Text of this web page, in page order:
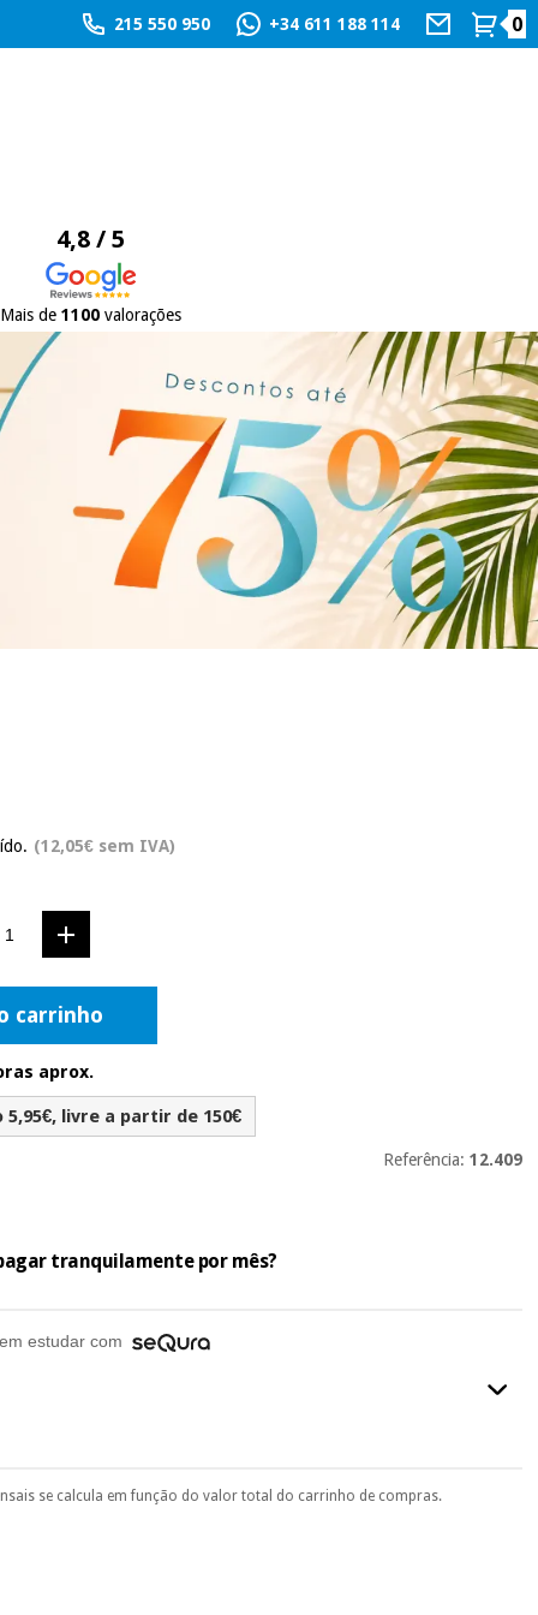
215 550 950 +34 611 188 114 0
4,8 / 5
Mais de 1100valorações
(12,05€ sem IVA)
carrinho
aprox.
5,95€, livre a partir de 150€
Referência: 12.409
tranquilamente por mês?
estudar com
do processo de compra, ao escolher o método de pagamento.
se calcula em função do valor total do carrinho de compras.